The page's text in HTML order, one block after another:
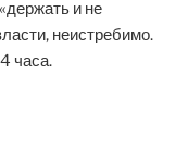
и не
неистребимо.
часа.